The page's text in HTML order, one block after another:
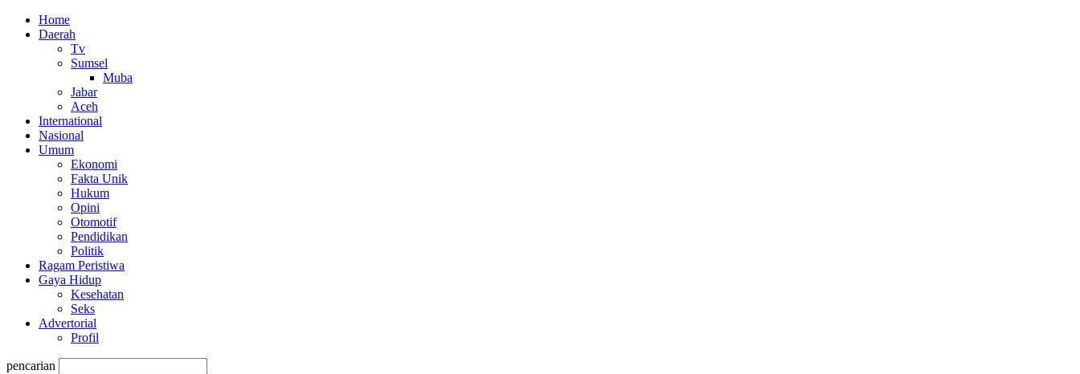
Home
Daerah
Tv
Sumsel
Muba
Jabar
Aceh
International
Nasional
Umum
Ekonomi
Fakta Unik
Hukum
Opini
Otomotif
Pendidikan
Politik
Ragam Peristiwa
Gaya Hidup
Kesehatan
Seks
Advertorial
Profil
pencarian